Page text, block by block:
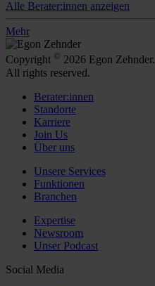
Alle Berater:innen anzeigen
Mehr
Copyright © 2026 Egon Zehnder.
All rights reserved.
Berater:innen
Standorte
Karriere
Join Us
Über uns
Unsere Services
Funktionen
Branchen
Expertise
Newsroom
Unser Podcast
Social Media